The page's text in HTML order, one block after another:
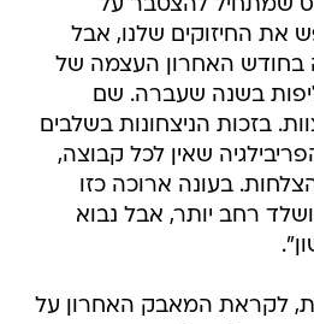
שמתחיל להצטבר על
את החיזוקים שלנו, אבל
בחודש האחרון העצמה של
בשנה שעברה. שם
בזכות הניצחונות בשלבים
שאין לכל קבוצה,
בעונה ארוכה כזו
ושלד רחב יותר, אבל נבוא
לקראת המאבק האחרון על